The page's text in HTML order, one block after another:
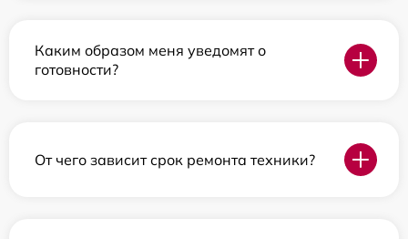
Каким образом меня уведомят о
готовности?
От чего зависит срок ремонта техники?